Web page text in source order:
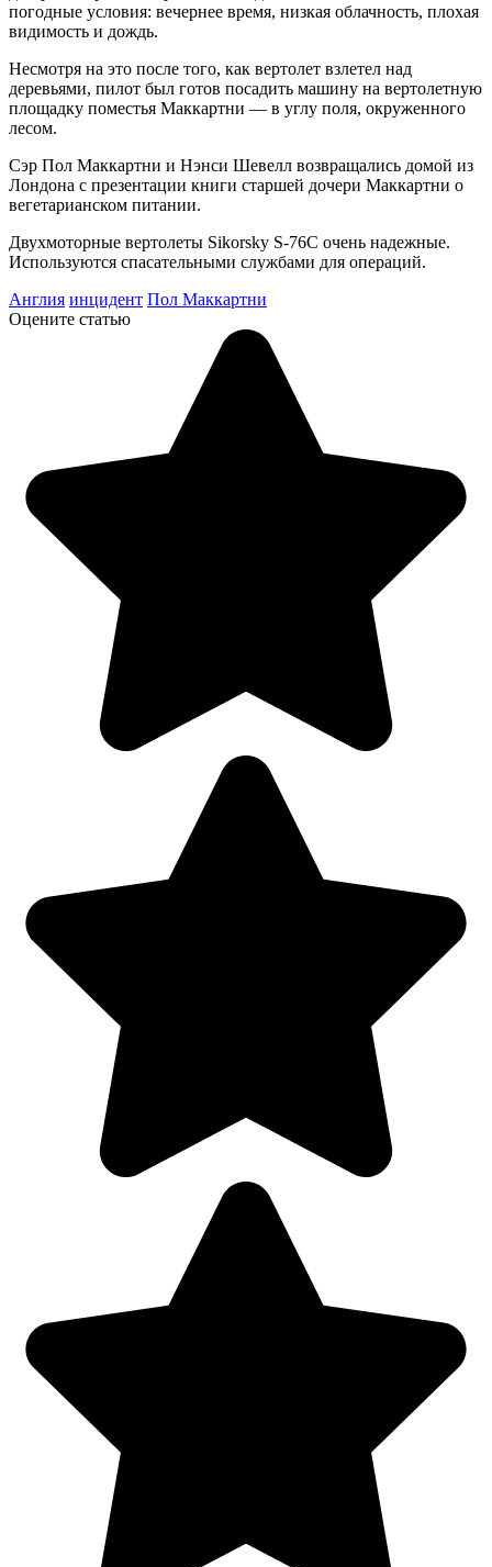
погодные условия: вечернее время, низкая облачность, плохая
видимость и дождь.
Несмотря на это после того, как вертолет взлетел над
деревьями, пилот был готов посадить машину на вертолетную
площадку поместья Маккартни — в углу поля, окруженного
лесом.
Сэр Пол Маккартни и Нэнси Шевелл возвращались домой из
Лондона с презентации книги старшей дочери Маккартни о
вегетарианском питании.
Двухмоторные вертолеты Sikorsky S-76C очень надежные.
Используются спасательными службами для операций.
Англия инцидент Пол Маккартни
Оцените статью